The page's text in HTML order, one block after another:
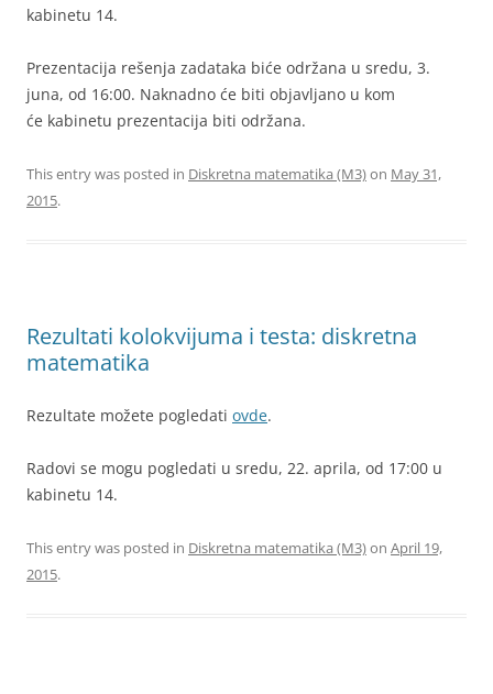
kabinetu 14.
Prezentacija rešenja zadataka biće održana u sredu, 3.
juna, od 16:00. Naknadno će biti objavljano u kom
će kabinetu prezentacija biti održana.
This entry was posted in Diskretna matematika (M3)on May 31,
2015.
Rezultati kolokvijuma i testa: diskretna
matematika
Rezultate možete pogledati ovde.
Radovi se mogu pogledati u sredu, 22. aprila, od 17:00 u
kabinetu 14.
This entry was posted in Diskretna matematika (M3)on April 19,
2015.